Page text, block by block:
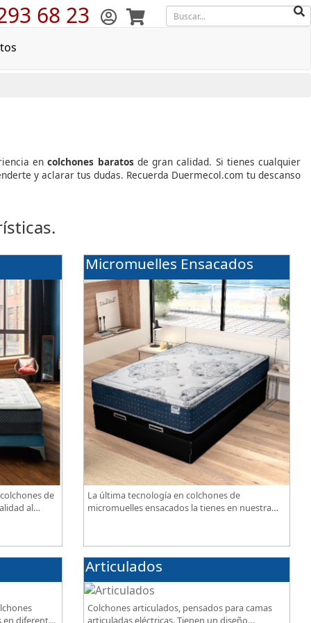
68 23
encolchones baratosde gran calidad. Si tienes cualquier
y aclarar tus dudas. Recuerda Duermecol.com tu descanso
de
al
Micromuelles Ensacados
La última tecnología en colchones de
micromuelles ensacados la tienes en nuestra
diferentes
Articulados
Colchones articulados, pensados para camas
articuladas eléctricas. Tienen un diseño